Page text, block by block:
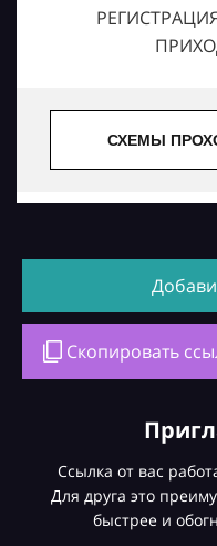
СХЕМЫ
Скопировать
Ссылка от вас
Для друга это
быстрее и